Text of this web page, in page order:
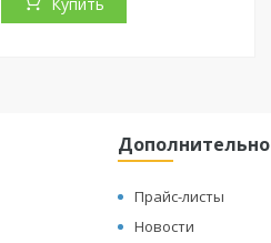
Дополнительно
Прайс-листы
Новости